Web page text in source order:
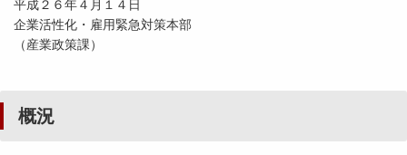
平成２６年４月１４日
企業活性化・雇用緊急対策本部
（産業政策課）
概況